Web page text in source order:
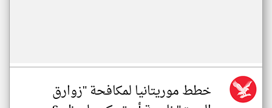
خطط موريتانيا لمكافحة "زوارق